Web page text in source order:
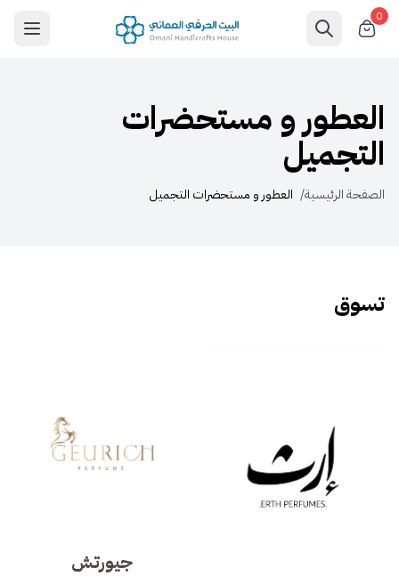
0
العطور و مستحضرات
التجميل
الصفحة الرئيسية/ العطور و مستحضرات التجميل
تسوق
جيورتش